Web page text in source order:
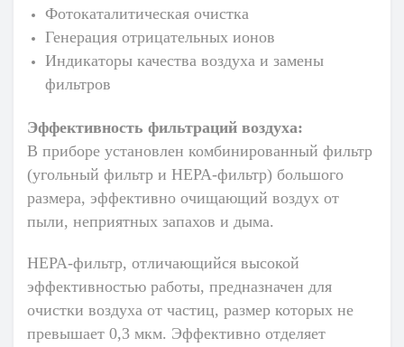
Фотокаталитическая очистка
Генерация отрицательных ионов
Индикаторы качества воздуха и замены
фильтров
Эффективность фильтраций воздуха:
В приборе установлен комбинированный фильтр
(угольный фильтр и НЕРА-фильтр) большого
размера, эффективно очищающий воздух от
пыли, неприятных запахов и дыма.
HEPA-фильтр, отличающийся высокой
эффективностью работы, предназначен для
очистки воздуха от частиц, размер которых не
превышает 0,3 мкм. Эффективно отделяет